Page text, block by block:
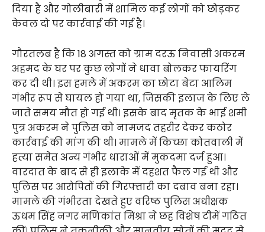
दिया है और गोलीबारी में शामिल कई लोगों को छोड़कर
केवल दो पर कार्रवाई की गई है।
गौरतलब है कि 18 अगस्त को ग्राम दरऊ निवासी अकरम
अहमद के घर पर कुछ लोगों ने धावा बोलकर फायरिंग
कर दी थी। इस हमले में अकरम का छोटा बेटा आलिम
गंभीर रूप से घायल हो गया था, जिसकी इलाज के लिए ले
जाते समय मौत हो गई थी। इसके बाद मृतक के भाई शमी
पुत्र अकरम ने पुलिस को नामजद तहरीर देकर कठोर
कार्रवाई की मांग की थी। मामले में किच्छा कोतवाली में
हत्या समेत अन्य गंभीर धाराओं में मुकदमा दर्ज हुआ।
वारदात के बाद से ही इलाके में दहशत फैल गई थी और
पुलिस पर आरोपितों की गिरफ्तारी का दबाव बना रहा।
मामले की गंभीरता देखते हुए वरिष्ठ पुलिस अधीक्षक
ऊधम सिंह नगर मणिकांत मिश्रा ने छह विशेष टीमें गठित